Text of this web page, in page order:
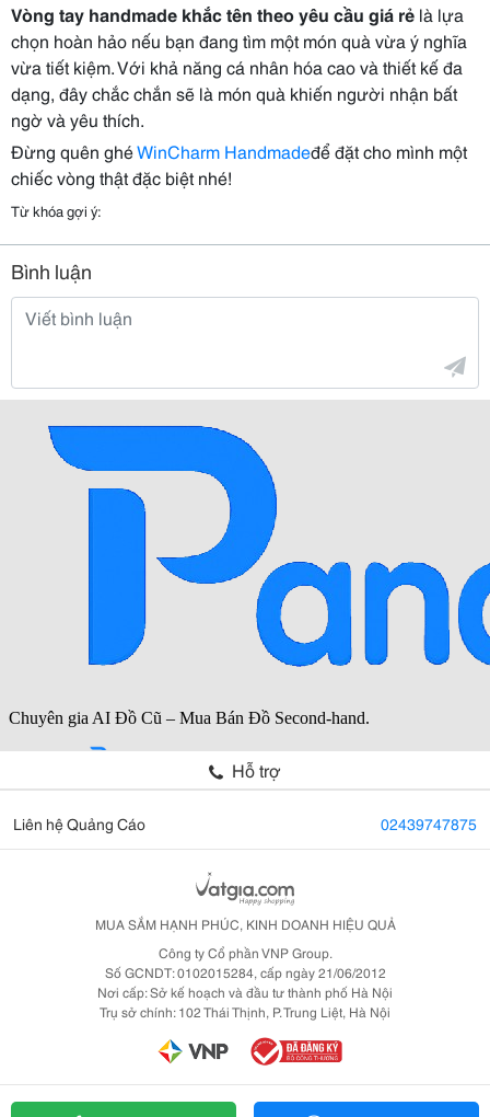
Vòng tay handmade khắc tên theo yêu cầu giá rẻ là lựa
chọn hoàn hảo nếu bạn đang tìm một món quà vừa ý nghĩa
vừa tiết kiệm. Với khả năng cá nhân hóa cao và thiết kế đa
dạng, đây chắc chắn sẽ là món quà khiến người nhận bất
ngờ và yêu thích.
Đừng quên ghéWinCharm Handmadeđể đặt cho mình một
chiếc vòng thật đặc biệt nhé!
Từ khóa gợi ý:
Bình luận
Hỗ trợ
Liên hệ Quảng Cáo 02439747875
MUA SẮM HẠNH PHÚC, KINH DOANH HIỆU QUẢ
Công ty Cổ phần VNP Group.
Số GCNDT: 0102015284, cấp ngày 21/06/2012
Nơi cấp: Sở kế hoạch và đầu tư thành phố Hà Nội
Trụ sở chính: 102 Thái Thịnh, P. Trung Liệt, Hà Nội